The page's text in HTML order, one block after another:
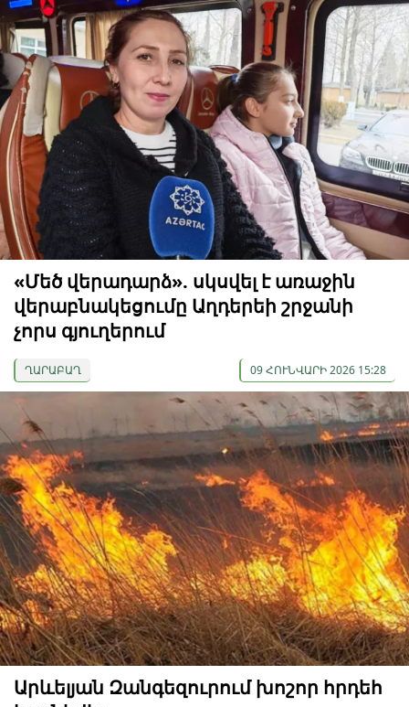
«Մեծ վերադարձ». սկսվել է առաջին
վերաբնակեցումը Աղդերեի շրջանի
չորս գյուղերում
ՂԱՐԱԲԱՂ 09 ՀՈՒՆՎԱՐԻ 2026 15:28
Արևելյան Զանգեզուրում խոշոր հրդեհ